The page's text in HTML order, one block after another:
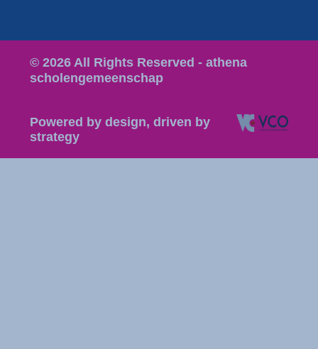
© 2026 All Rights Reserved - athena
scholengemeenschap
Powered by design, driven by
strategy